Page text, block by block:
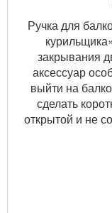
Ручка для
закрывания
аксессуар
выйти на
сделать
открытой и не